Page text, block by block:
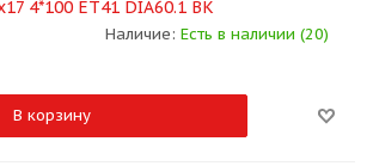
4*100 ET41 DIA60.1 BK
Наличие: Есть в наличии (20)
В корзину